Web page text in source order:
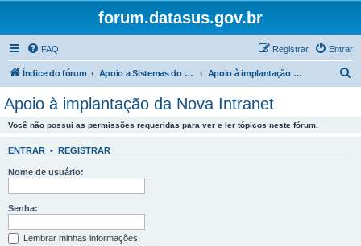
forum.datasus.gov.br
FAQ Entrar
Registrar
Índice do fórum Apoio a Sistemas do DATASUS Apoio à implantação da Nova Intranet
Apoio à implantação da Nova Intranet
Você não possui as permissões requeridas para ver e ler tópicos neste fórum.
ENTRAR • REGISTRAR
Nome de usuário:
Senha:
Lembrar minhas informações